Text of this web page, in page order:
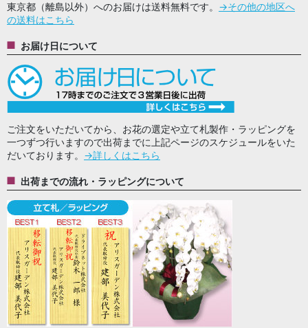
東京都（離島以外）へのお届けは送料無料です。 →その他の地区へ
の送料はこちら
お届け日について
ご注文をいただいてから、お花の選定や立て札製作・ラッピングを
一つずつ行いますので出荷までに上記ページのスケジュールをいた
だいております。 →詳しくはこちら
出荷までの流れ・ラッピングについて